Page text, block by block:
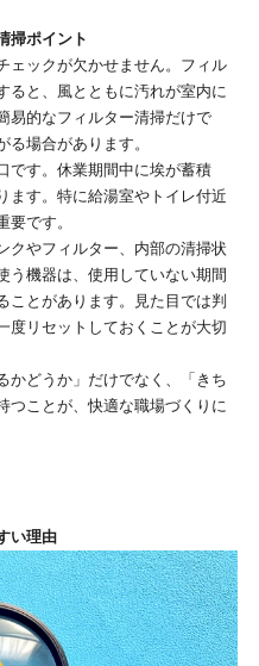
掃ポイント
ェックが欠かせません。フィル
ると、風とともに汚れが室内に
易的なフィルター清掃だけで
場合があります。
です。休業期間中に埃が蓄積
ます。特に給湯室やトイレ付近
です。
クやフィルター、内部の清掃状
う機器は、使用していない期間
ことがあります。見た目では判
度リセットしておくことが大切
かどうか」だけでなく、「きち
つことが、快適な職場づくりに
い理由